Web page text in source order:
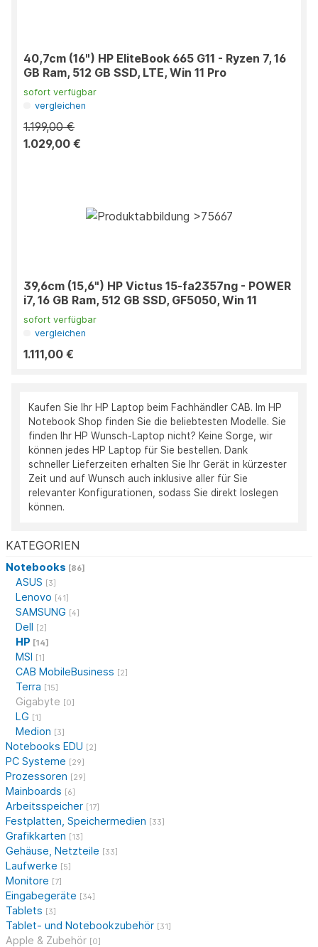
KATEGORIEN
Notebooks [86]
ASUS [3]
Lenovo [41]
SAMSUNG [4]
Dell [2]
HP [14]
MSI [1]
CAB MobileBusiness [2]
Terra [15]
Gigabyte [0]
LG [1]
Medion [3]
Notebooks EDU [2]
PC Systeme [29]
Prozessoren [29]
Mainboards [6]
Arbeitsspeicher [17]
Festplatten, Speichermedien [33]
Grafikkarten [13]
Gehäuse, Netzteile [33]
Laufwerke [5]
Monitore [7]
Eingabegeräte [34]
Tablets [3]
Tablet- und Notebookzubehör [31]
Apple & Zubehör [0]
40,7cm (16") HP EliteBook 665 G11 - Ryzen 7, 16
GB Ram, 512 GB SSD, LTE, Win 11 Pro
sofort verfügbar
vergleichen
1.199,00 €
1.029,00 €
39,6cm (15,6") HP Victus 15-fa2357ng - POWER
i7, 16 GB Ram, 512 GB SSD, GF5050, Win 11
sofort verfügbar
vergleichen
1.111,00 €
Kaufen Sie Ihr HP Laptop beim Fachhändler CAB. Im HP
Notebook Shop finden Sie die beliebtesten Modelle. Sie
finden Ihr HP Wunsch-Laptop nicht? Keine Sorge, wir
können jedes HP Laptop für Sie bestellen. Dank
schneller Lieferzeiten erhalten Sie Ihr Gerät in kürzester
Zeit und auf Wunsch auch inklusive aller für Sie
relevanter Konfigurationen, sodass Sie direkt loslegen
können.